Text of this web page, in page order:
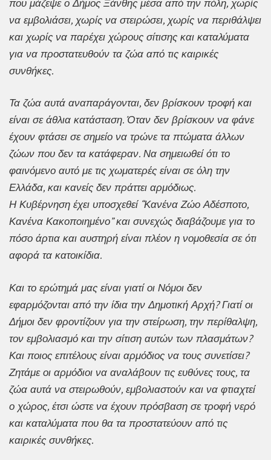
που μάζεψε ο Δήμος Ξάνθης μέσα από την πόλη, χωρίς
να εμβολιάσει, χωρίς να στειρώσει, χωρίς να περιθάλψει
και χωρίς να παρέχει χώρους σίτισης και καταλύματα
για να προστατευθούν τα ζώα από τις καιρικές
συνθήκες.
Τα ζώα αυτά αναπαράγονται, δεν βρίσκουν τροφή και
είναι σε άθλια κατάσταση. Όταν δεν βρίσκουν να φάνε
έχουν φτάσει σε σημείο να τρώνε τα πτώματα άλλων
ζώων που δεν τα κατάφεραν. Να σημειωθεί ότι το
φαινόμενο αυτό με τις χωματερές είναι σε όλη την
Ελλάδα, και κανείς δεν πράττει αρμόδιως.
Η Κυβέρνηση έχει υποσχεθεί “Κανένα Ζώο Αδέσποτο,
Κανένα Κακοποιημένο” και συνεχώς διαβάζουμε για το
πόσο άρτια και αυστηρή είναι πλέον η νομοθεσία σε ότι
αφορά τα κατοικίδια.
Και το ερώτημά μας είναι γιατί οι Νόμοι δεν
εφαρμόζονται από την ίδια την Δημοτική Αρχή? Γιατί οι
Δήμοι δεν φροντίζουν για την στείρωση, την περίθαλψη,
τον εμβολιασμό και την σίτιση αυτών των πλασμάτων?
Και ποιος επιτέλους είναι αρμόδιος να τους συνετίσει?
Ζητάμε οι αρμόδιοι να αναλάβουν τις ευθύνες τους, τα
ζώα αυτά να στειρωθούν, εμβολιαστούν και να φτιαχτεί
ο χώρος, έτσι ώστε να έχουν πρόσβαση σε τροφή νερό
και καταλύματα που θα τα προστατεύουν από τις
καιρικές συνθήκες.